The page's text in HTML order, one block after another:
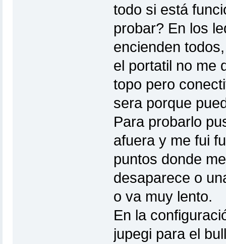
todo si está
probar? En los
encienden
el portatil no me
topo pero
sera porque
Para probarlo
afuera y me fui
puntos donde
desaparece o
o va muy lento.
En la
jupegi para el